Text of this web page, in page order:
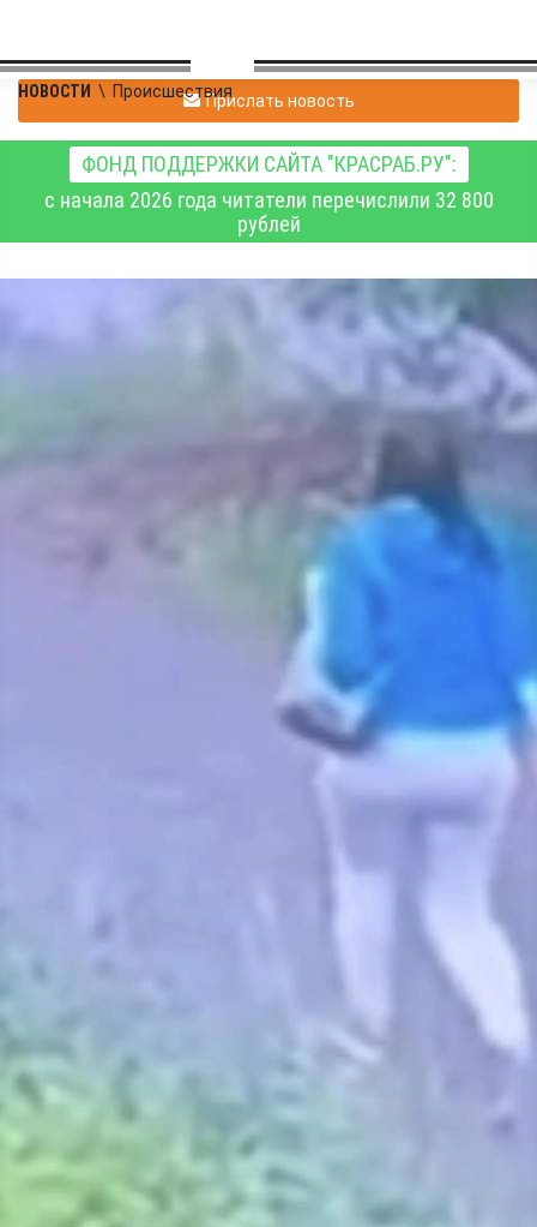
НОВОСТИ \ ПроисшествияПрислать новость
ФОНД ПОДДЕРЖКИ САЙТА "КРАСРАБ.РУ":
с начала 2026 года читатели перечислили 32 800
рублей
В Ачинске в ходе
поисков женщины и её
5-летней дочери
обнаружено тело
ГСУ СК России по Красноярскому краю и Республике Хакасия